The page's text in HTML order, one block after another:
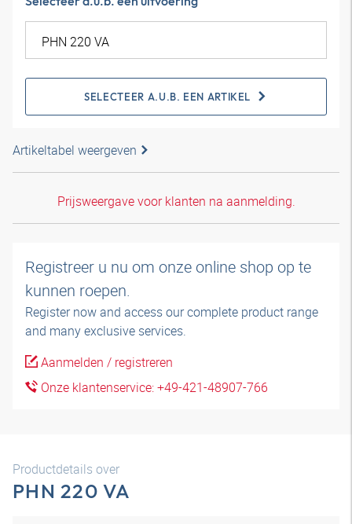
SELECTEER A.U.B. EEN ARTIKEL
Artikeltabel weergeven
Prijsweergave voor klanten na aanmelding.
Registreer u nu om onze online shop op te
kunnen roepen.
Register now and access our complete product range
and many exclusive services.
Aanmelden / registreren
Onze klantenservice: +49-421-48907-766
Productdetails over
PHN 220 VA